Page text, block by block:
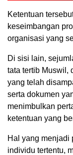
Ketentuan
keseimbangan
organisasi yang
Di sisi lain,
tata tertib Muswil,
yang telah
serta dokumen
menimbulkan
ketentuan yang
Hal yang menjadi
individu tertentu,